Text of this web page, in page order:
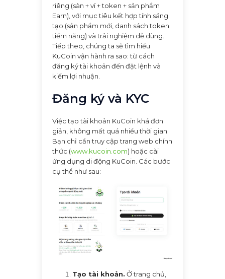
riêng (sàn + ví + token + sản phẩm
Earn), với mục tiêu kết hợp tính sáng
tạo (sản phẩm mới, danh sách token
tiềm năng) và trải nghiệm dễ dùng.
Tiếp theo, chúng ta sẽ tìm hiểu
KuCoin vận hành ra sao: từ cách
đăng ký tài khoản đến đặt lệnh và
kiếm lợi nhuận.
Đăng ký và KYC
Việc tạo tài khoản KuCoin khá đơn
giản, không mất quá nhiều thời gian.
Bạn chỉ cần truy cập trang web chính
thức (www.kucoin.com) hoặc cài
ứng dụng di động KuCoin. Các bước
cụ thể như sau:
Tạo tài khoản. Ở trang chủ,